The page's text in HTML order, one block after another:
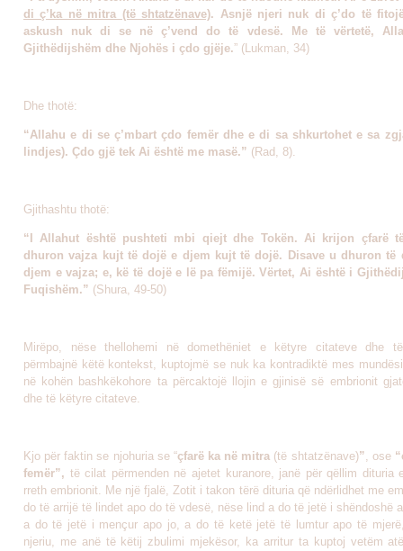
di ç’ka në mitra (të shtatzënave). Asnjë njeri nuk di ç’do të
askush nuk di se në ç’vend do të vdesë. Me të vërtetë,
Gjithëdijshëm dhe Njohës i çdo gjëje.” (Lukman, 34)
Dhe thotë:
“Allahu e di se ç’mbart çdo femër dhe e di sa shkurtohet e sa
lindjes). Çdo gjë tek Ai është me masë.” (Rad, 8).
Gjithashtu thotë:
“I Allahut është pushteti mbi qiejt dhe Tokën. Ai krijon çfarë
dhuron vajza kujt të dojë e djem kujt të dojë. Disave u dhuron të
djem e vajza; e, kë të dojë e lë pa fëmijë. Vërtet, Ai është i
Fuqishëm.” (Shura, 49-50)
Mirëpo, nëse thellohemi në domethëniet e këtyre citateve dhe
përmbajnë këtë kontekst, kuptojmë se nuk ka kontradiktë mes
në kohën bashkëkohore ta përcaktojë llojin e gjinisë së embrionit
dhe të këtyre citateve.
Kjo për faktin se njohuria se “çfarë ka në mitra (të shtatzënave)”, ose
femër”, të cilat përmenden në ajetet kuranore, janë për qëllim dituria
rreth embrionit. Me një fjalë, Zotit i takon tërë dituria që ndërlidhet me
do të arrijë të lindet apo do të vdesë, nëse lind a do të jetë i shëndoshë
a do të jetë i mençur apo jo, a do të ketë jetë të lumtur apo të
njeriu, me anë të këtij zbulimi mjekësor, ka arritur ta kuptoj vetëm